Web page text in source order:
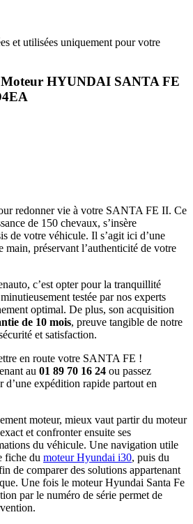
et utilisées uniquement pour votre
Moteur HYUNDAI SANTA FE
redonner vie à votre SANTA FE II. Ce
de 150 chevaux, s’insère
de votre véhicule. Il s’agit ici d’une
main, préservant l’authenticité de votre
c’est opter pour la tranquillité
testée par nos experts
optimal. De plus, son acquisition
de 10 mois, preuve tangible de notre
et satisfaction.
en route votre SANTA FE !
au 01 89 70 16 24 ou passez
d’une expédition rapide partout en
moteur, mieux vaut partir du moteur
et confronter ensuite ses
du véhicule. Une navigation utile
fiche du moteur Hyundai i30, puis du
de comparer des solutions appartenant
Une fois le moteur Hyundai Santa Fe
par le numéro de série permet de